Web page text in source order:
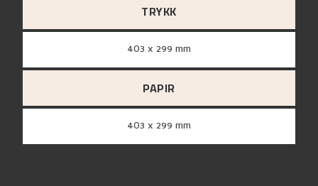
TRYKK
403 x 299 mm
PAPIR
403 x 299 mm